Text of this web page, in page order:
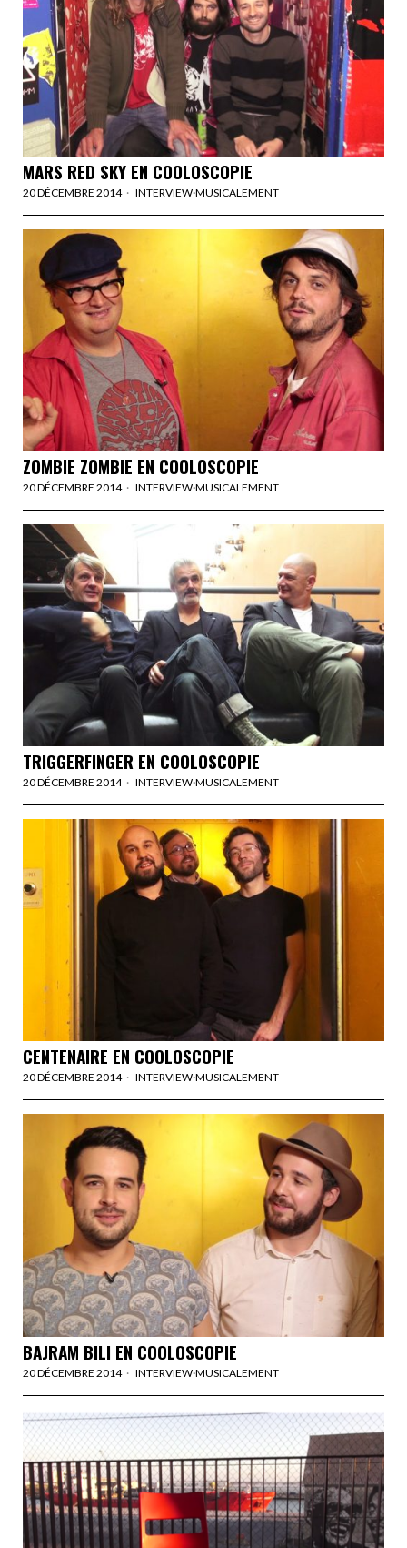
MARS RED SKY EN COOLOSCOPIE
20 DÉCEMBRE 2014 INTERVIEW·MUSICALEMENT
ZOMBIE ZOMBIE EN COOLOSCOPIE
20 DÉCEMBRE 2014 INTERVIEW·MUSICALEMENT
TRIGGERFINGER EN COOLOSCOPIE
20 DÉCEMBRE 2014 INTERVIEW·MUSICALEMENT
CENTENAIRE EN COOLOSCOPIE
20 DÉCEMBRE 2014 INTERVIEW·MUSICALEMENT
BAJRAM BILI EN COOLOSCOPIE
20 DÉCEMBRE 2014 INTERVIEW·MUSICALEMENT